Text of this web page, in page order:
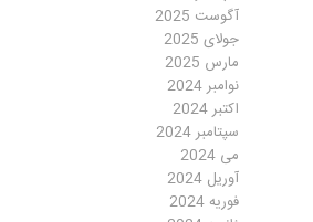
آگوست 2025
جولای 2025
مارس 2025
نوامبر 2024
اکتبر 2024
سپتامبر 2024
می 2024
آوریل 2024
فوریه 2024